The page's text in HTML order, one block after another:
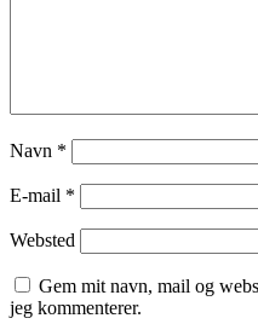
Navn *
E-mail *
Websted
Gem mit navn, mail og
jeg kommenterer.